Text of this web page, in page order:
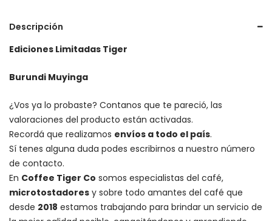
Descripción
Ediciones Limitadas Tiger
Burundi Muyinga
¿Vos ya lo probaste? Contanos que te pareció, las
valoraciones del producto están activadas.
Recordá que realizamos envíos a todo el país.
Sí tenes alguna duda podes escribirnos a nuestro número
de contacto.
En Coffee Tiger Co somos especialistas del café,
microtostadores y sobre todo amantes del café que
desde 2018 estamos trabajando para brindar un servicio de